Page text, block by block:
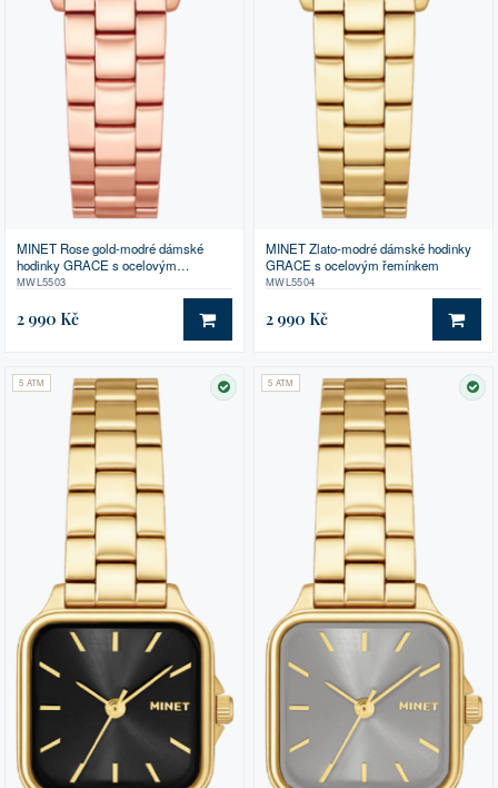
MINET Rose gold-modré dámské
hodinky GRACE s ocelovým
řemínkem
MWL5503
2 990 Kč DO KOŠÍKU
MINET Zlato-modré dámské hodinky
GRACE s ocelovým řemínkem
MWL5504
2 990 Kč DO
5 ATM
SKLADEM
5 ATM